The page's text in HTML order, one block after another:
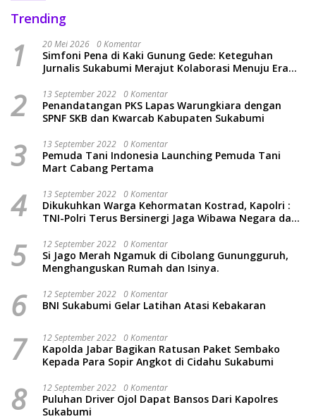
Trending
1 20 Mei 2026 0 Komentar
Simfoni Pena di Kaki Gunung Gede: Keteguhan
Jurnalis Sukabumi Merajut Kolaborasi Menuju Era
2 13 September 2022 0 Komentar
Penandatangan PKS Lapas Warungkiara dengan
SPNF SKB dan Kwarcab Kabupaten Sukabumi
3 13 September 2022 0 Komentar
Pemuda Tani Indonesia Launching Pemuda Tani
Mart Cabang Pertama
4 13 September 2022 0 Komentar
Dikukuhkan Warga Kehormatan Kostrad, Kapolri :
TNI-Polri Terus Bersinergi Jaga Wibawa Negara dan
5 12 September 2022 0 Komentar
Si Jago Merah Ngamuk di Cibolang Gunungguruh,
Menghanguskan Rumah dan Isinya.
6 12 September 2022 0 Komentar
BNI Sukabumi Gelar Latihan Atasi Kebakaran
7 12 September 2022 0 Komentar
Kapolda Jabar Bagikan Ratusan Paket Sembako
Kepada Para Sopir Angkot di Cidahu Sukabumi
8 12 September 2022 0 Komentar
Puluhan Driver Ojol Dapat Bansos Dari Kapolres
Sukabumi